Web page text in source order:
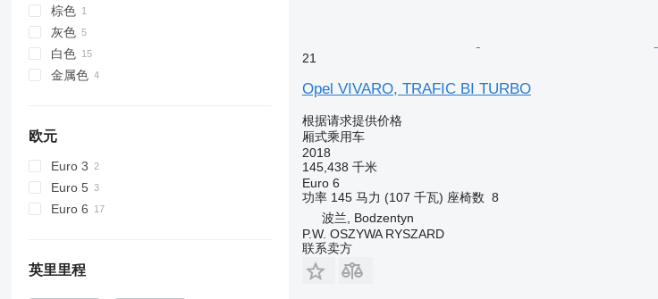
棕色
灰色
白色
金属色
欧元
Euro 3
Euro 5
Euro 6
英里里程
21
Opel VIVARO, TRAFIC BI TURBO
根据请求提供价格
厢式乘用车
2018
145,438 千米
Euro 6
功率 145 马力 (107 千瓦) 座椅数 8
波兰, Bodzentyn
P.W. OSZYWA RYSZARD
联系卖方